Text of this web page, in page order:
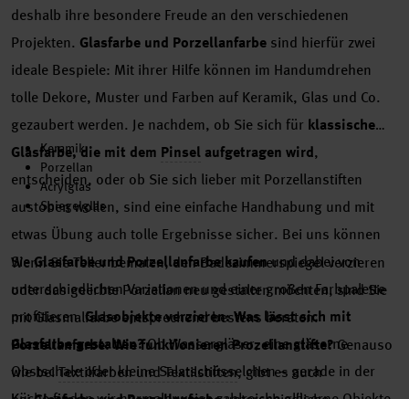
deshalb ihre besondere Freude an den verschiedenen
Projekten. Glasfarbe und Porzellanfarbe sind hierfür zwei
ideale Bespiele: Mit ihrer Hilfe können im Handumdrehen
tolle Dekore, Muster und Farben auf Keramik, Glas und Co.
gezaubert werden. Je nachdem, ob Sie sich für klassische
Glasfarbe, die mit dem Pinsel aufgetragen wird,
entscheiden, oder ob Sie sich lieber mit Porzellanstiften
austoben wollen, sind eine einfache Handhabung und mit
etwas Übung auch tolle Ergebnisse sicher. Bei uns können
SieGlasfarbe und Porzellanfarbe kaufenund dabei von
unterschiedlichen Variationen und einer großen Farbpalette
profitieren. Glasobjekte verzieren: Was lässt sich mit
Glasfarbe gestalten?Ob Wassergläser, eine gläserne
Obstschale oder kleine Salatschüsselchen – gerade in der
Keramik
Porzellan
Acrylglas
Spiegelglas
Wenn Sie Teller bemalen, den Badezimmerspiegel verzieren
oder das geerbte Porzellan neu gestalten möchten, sind Sie
mit Glasmalfarbe entsprechend bestens beraten.
Porzellanfarbe: Wie funktionieren Prozellanstifte?Genauso
wie beiTextilfarben und Textilstiften, gibt es auch